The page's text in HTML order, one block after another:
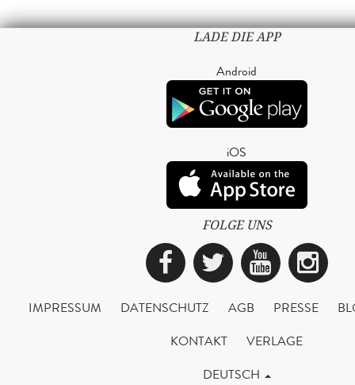
LADE DIE APP
Android
iOS
FOLGE UNS
Facebook
Twitter
IMPRESSUM DATENSCHUTZ AGB PRESSE
KONTAKT
VERLAGE
DEUTSCH